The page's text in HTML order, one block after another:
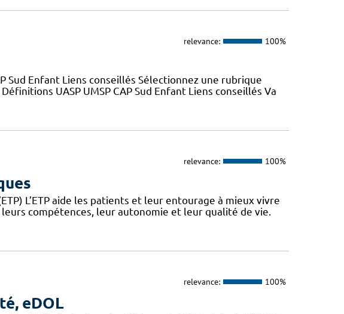
relevance: 100%
Sud Enfant Liens conseillés Sélectionnez une rubrique
UASP UMSP CAP Sud Enfant Liens conseillés Va
relevance: 100%
(ETP) L’ETP aide les patients et leur entourage à mieux vivre
compétences, leur autonomie et leur qualité de vie.
relevance: 100%
eDOL